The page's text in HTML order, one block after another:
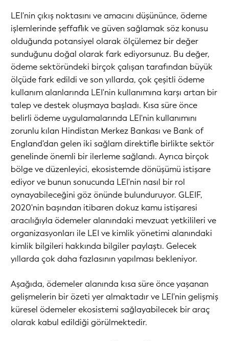
LEI'nin çıkış noktasını ve amacını düşününce, ödeme
işlemlerinde şeffaflık ve güven sağlamak söz konusu
olduğunda potansiyel olarak ölçülemez bir değer
sunduğunu doğal olarak fark ediyorsunuz. Bu değer,
ödeme sektöründeki birçok çalışan tarafından büyük
ölçüde fark edildi ve son yıllarda, çok çeşitli ödeme
kullanım alanlarında LEI'nin kullanımına karşı artan bir
talep ve destek oluşmaya başladı. Kısa süre önce
belirli ödeme uygulamalarında LEI'nin kullanımını
zorunlu kılan Hindistan Merkez Bankası ve Bank of
England'dan gelen iki sağlam direktifle birlikte sektör
genelinde önemli bir ilerleme sağlandı. Ayrıca birçok
bölge ve düzenleyici, ekosistemde dönüşümü istişare
ediyor ve bunun sonucunda LEI'nin nasıl bir rol
oynayabileceğini göz önünde bulunduruyor. GLEIF,
2020'nin başından itibaren dokuz kamu istişaresi
aracılığıyla ödemeler alanındaki mevzuat yetkilileri ve
organizasyonları ile LEI ve kimlik yönetimi alanındaki
kimlik bilgileri hakkında bilgiler paylaştı. Gelecek
yıllarda çok daha fazlasının yapılması bekleniyor.
Aşağıda, ödemeler alanında kısa süre önce yaşanan
gelişmelerin bir özeti yer almaktadır ve LEI'nin gelişmiş
küresel ödemeler ekosistemi sağlayabilecek bir araç
olarak kabul edildiği görülmektedir.